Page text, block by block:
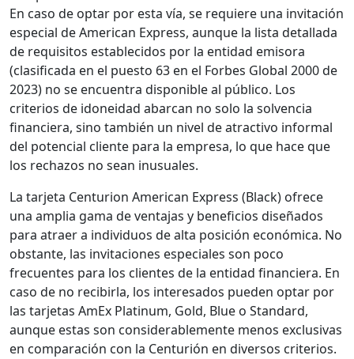
En caso de optar por esta vía, se requiere una invitación
especial de American Express, aunque la lista detallada
de requisitos establecidos por la entidad emisora
(clasificada en el puesto 63 en el Forbes Global 2000 de
2023) no se encuentra disponible al público. Los
criterios de idoneidad abarcan no solo la solvencia
financiera, sino también un nivel de atractivo informal
del potencial cliente para la empresa, lo que hace que
los rechazos no sean inusuales.
La tarjeta Centurion American Express (Black) ofrece
una amplia gama de ventajas y beneficios diseñados
para atraer a individuos de alta posición económica. No
obstante, las invitaciones especiales son poco
frecuentes para los clientes de la entidad financiera. En
caso de no recibirla, los interesados pueden optar por
las tarjetas AmEx Platinum, Gold, Blue o Standard,
aunque estas son considerablemente menos exclusivas
en comparación con la Centurión en diversos criterios.